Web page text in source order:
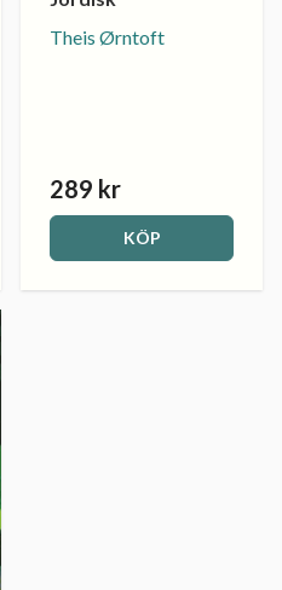
Theis Ørntoft
289 kr
KÖP